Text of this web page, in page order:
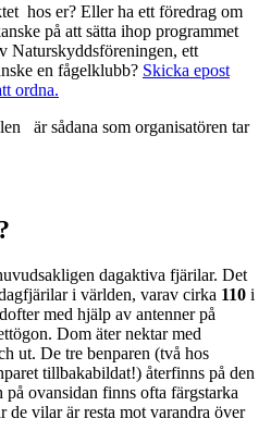
hos er? Eller ha ett föredrag om
på att sätta ihop programmet
Naturskyddsföreningen, ett
en fågelklubb? Skicka epost
ordna.
är sådana som organisatören tar
dagaktiva fjärilar. Det
i världen, varav cirka 110 i
med hjälp av antenner på
Dom äter nektar med
ut. De tre benparen (två hos
tillbakabildat!) återfinns på den
på ovansidan finns ofta färgstarka
de vilar är resta mot varandra över